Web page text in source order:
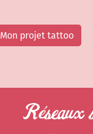
Mon projet tattoo
Réseaux